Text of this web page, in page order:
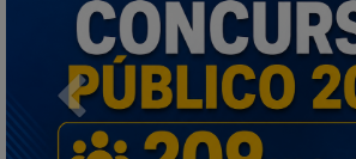
Previous